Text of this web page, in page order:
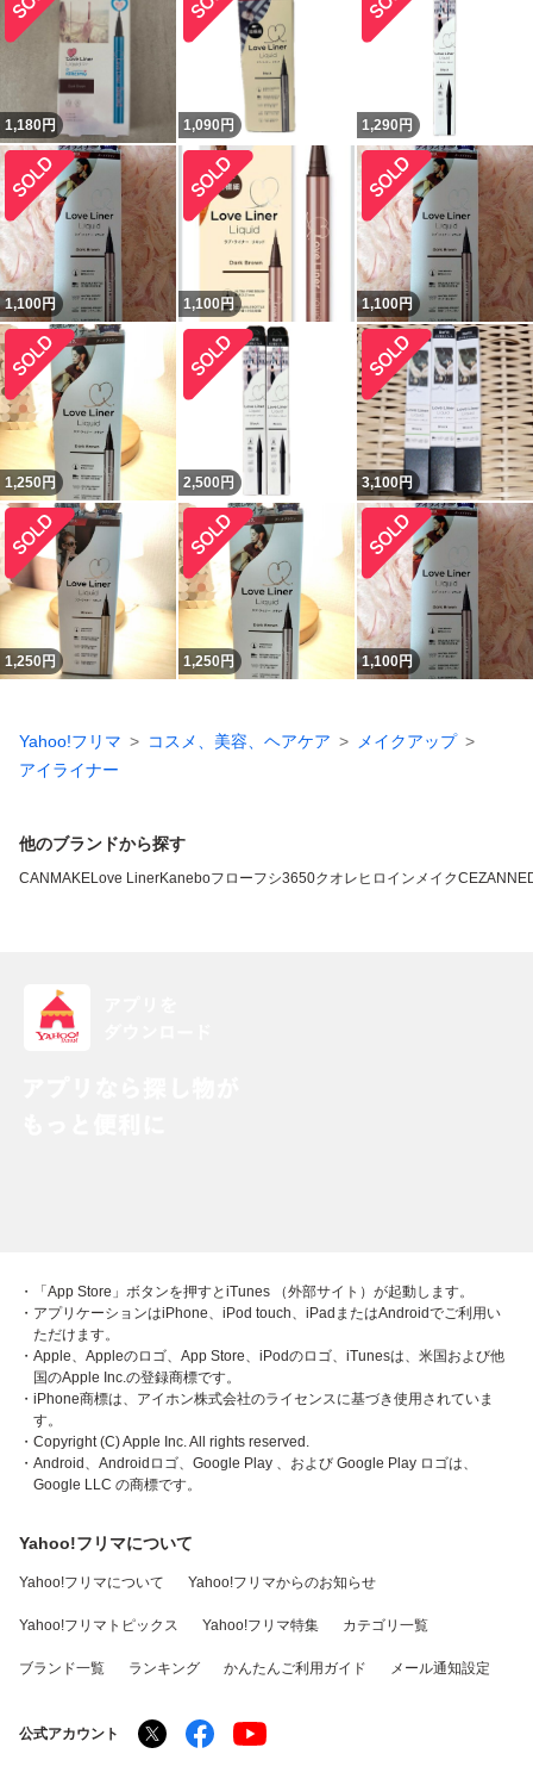
1,180円 1,090 円 1,290 円
1,100円 1,100円 1,100円
1,250 円 2,500 円 3,100円
1,250円 1,250 円 1,100円
Yahoo!フリマ コスメ、美容、ヘアケア
メイクアップ
アイライナー
他のブランドから探す
CANMAKELove LinerKaneboフローフシ3650クオレ ヒロインメイクCEZANNE
・「App Store」ボタンを押すとiTunes （外部サイト）が起動します。
・アプリケーションはiPhone、iPod touch、iPadまたはAndroidでご利用い
ただけます。
・Apple、Appleのロゴ、App Store、iPodのロゴ、iTunesは、米国および他
国のApple Inc.の登録商標です。
・iPhone商標は、アイホン株式会社のライセンスに基づき使用されていま
す。
・Copyright (C) Apple Inc. All rights reserved.
・Android、Androidロゴ、Google Play 、および Google Play ロゴは、
Google LLC の商標です。
Yahoo!フリマについて
Yahoo!フリマについて Yahoo!フリマからのお知らせ
Yahoo!フリマトピックス Yahoo!フリマ特集 カテゴリ一覧
ブランド一覧 ランキング かんたんご利用ガイド メール通知設定
公式アカウント